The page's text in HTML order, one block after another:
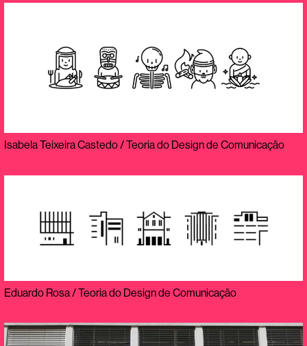
Isabela Teixeira Castedo / Teoria do Design de Comunicação
Eduardo Rosa / Teoria do Design de Comunicação